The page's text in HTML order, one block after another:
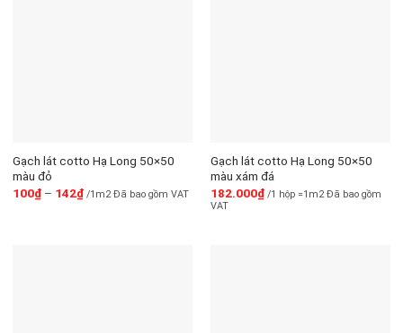
Gạch lát cotto Hạ Long 50×50
màu đỏ
100₫– 142₫/1m2 Đã bao gồm VAT
Gạch lát cotto Hạ Long 50×50
màu xám đá
182.000₫/1 hộp =1m2 Đã bao gồm
VAT